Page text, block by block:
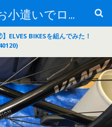
月30,000円のお小遣いでロードバイク
BIKESを組んでみた！